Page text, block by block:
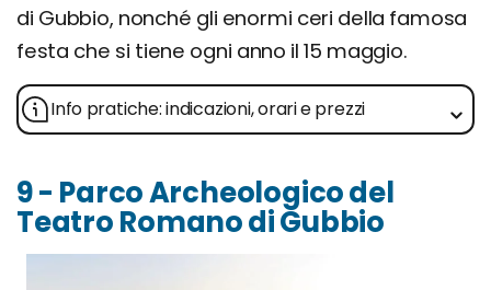
di Gubbio, nonché gli enormi ceri della famosa
festa che si tiene ogni anno il 15 maggio.
Info pratiche: indicazioni, orari e prezzi
9 - Parco Archeologico del
Teatro Romano di Gubbio